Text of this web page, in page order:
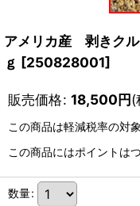
アメリカ産 剥きク
ｇ [250828001]
販売価格: 18,500円(
この商品は軽減税率の対象
この商品にはポイントは
数量: